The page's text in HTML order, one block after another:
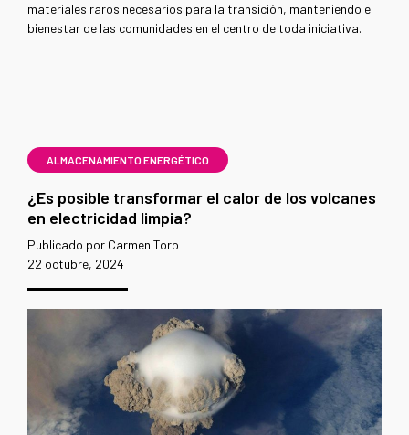
materiales raros necesarios para la transición, manteniendo el
bienestar de las comunidades en el centro de toda iniciativa.
ALMACENAMIENTO ENERGÉTICO
¿Es posible transformar el calor de los volcanes
en electricidad limpia?
Publicado por Carmen Toro
22 octubre, 2024